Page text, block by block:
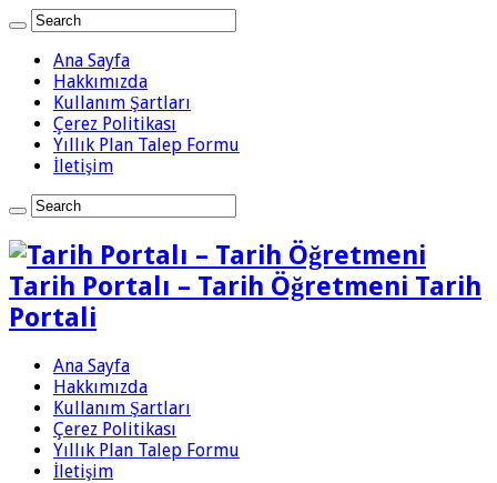
Ana Sayfa
Hakkımızda
Kullanım Şartları
Çerez Politikası
Yıllık Plan Talep Formu
İletişim
Tarih Portalı – Tarih Öğretmeni Tarih
Portali
Ana Sayfa
Hakkımızda
Kullanım Şartları
Çerez Politikası
Yıllık Plan Talep Formu
İletişim